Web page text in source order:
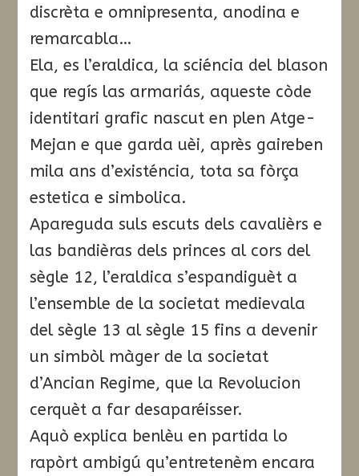
discrèta e omnipresenta, anodina e
remarcabla…
Ela, es l’eraldica, la sciéncia del blason
que regís las armariás, aqueste còde
identitari grafic nascut en plen Atge-
Mejan e que garda uèi, après gaireben
mila ans d’existéncia, tota sa fòrça
estetica e simbolica.
Apareguda suls escuts dels cavalièrs e
las bandièras dels princes al cors del
sègle 12, l’eraldica s’espandiguèt a
l’ensemble de la societat medievala
del sègle 13 al sègle 15 fins a devenir
un simbòl màger de la societat
d’Ancian Regime, que la Revolucion
cerquèt a far desaparéisser.
Aquò explica benlèu en partida lo
rapòrt ambigú qu’entretenèm encara